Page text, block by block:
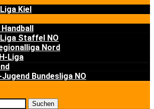
Kiel
Staffel NO
Nord
Liga
Jugend Bundesliga NO
Suchen